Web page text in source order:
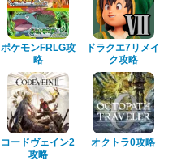
ポケモンFRLG攻
略
ドラクエ7リメイ
ク攻略
コードヴェイン2
攻略
オクトラ0攻略